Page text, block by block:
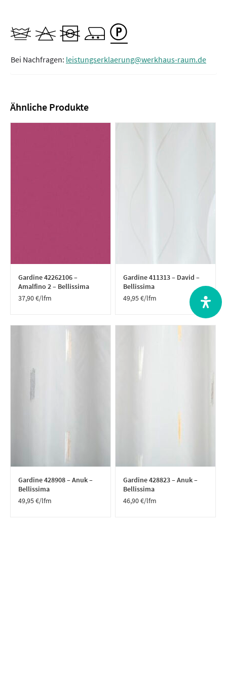
Bei Nachfragen: leistungserklaerung@werkhaus-raum.de
Ähnliche Produkte
Gardine 42262106 –
Amalfino 2 – Bellissima
37,90€/lfm
Gardine 411313 – David –
Bellissima
49,95€/lfm
Gardine 428908 – Anuk –
Bellissima
49,95€/lfm
Gardine 428823 – Anuk –
Bellissima
46,90€/lfm